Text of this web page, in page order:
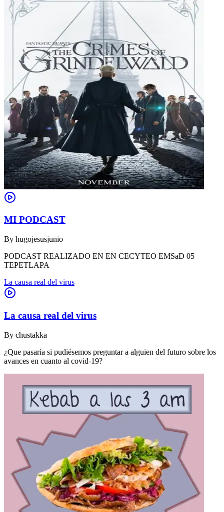
MI PODCAST
By hugojesusjunio
PODCAST REALIZADO EN EN CECYTEO EMSaD 05
TEPETLAPA
La causa real del virus
La causa real del virus
By chustakka
¿Que pasaría si pudiésemos preguntar a alguien del futuro sobre los
avances en cuanto al covid-19?